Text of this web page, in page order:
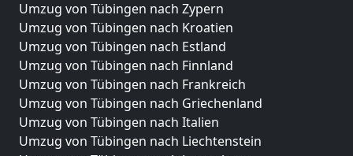
Umzug von Tübingen nach Zypern
Umzug von Tübingen nach Kroatien
Umzug von Tübingen nach Estland
Umzug von Tübingen nach Finnland
Umzug von Tübingen nach Frankreich
Umzug von Tübingen nach Griechenland
Umzug von Tübingen nach Italien
Umzug von Tübingen nach Liechtenstein